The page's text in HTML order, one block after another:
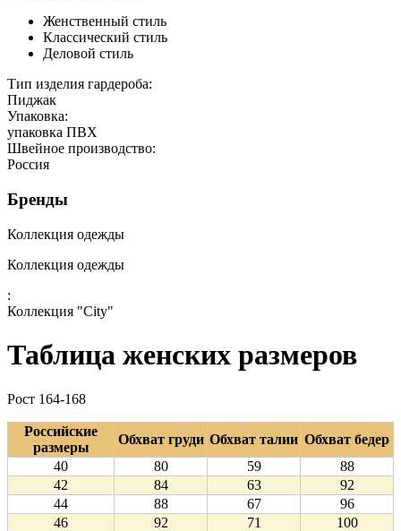
Женственный стиль
Классический стиль
Деловой стиль
Тип изделия гардероба:
Пиджак
Упаковка:
упаковка ПВХ
Швейное производство:
Россия
Бренды
Коллекция одежды
Коллекция одежды
:
Коллекция "City"
Таблица женских размеров
Рост 164-168
Российские
размеры
Обхват груди Обхват талии Обхват бедер
40
80 59
88
42
84 63
92
44
88 67
96
46
92 71
100